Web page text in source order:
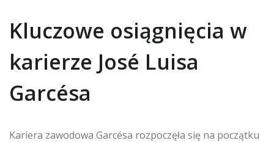
Kluczowe osiągnięcia w
karierze José Luisa
Garcésa
Kariera zawodowa Garcésa rozpoczęła się na początku